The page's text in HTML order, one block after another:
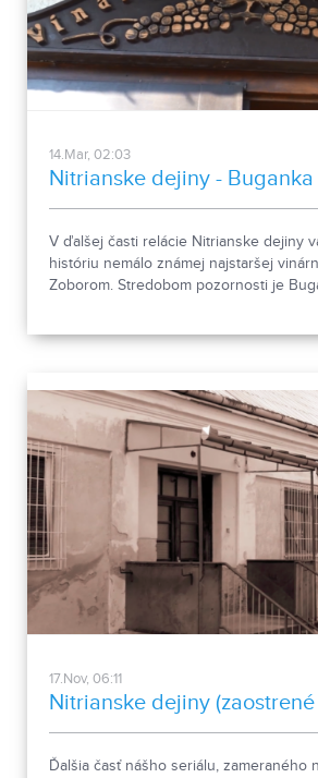
14.Mar, 02:03
Nitrianske dejiny - Buganka
V ďalšej časti relácie Nitrianske dejiny
históriu nemálo známej najstaršej
Zoborom. Stredobom pozornosti je
17.Nov, 06:11
Nitrianske dejiny
Ďalšia časť nášho seriálu, zameraného